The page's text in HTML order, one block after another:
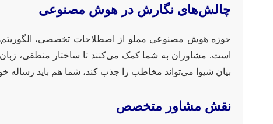
چالش‌های نگارش در هوش مصنوعی
حوزه هوش مصنوعی مملو از اصطلاحات تخصصی،
است. مشاوران به شما کمک می‌کنند تا ساختار منطقی،
بیان شیوا می‌تواند مخاطب را جذب کند، شما هم باید رساله
نقش مشاور متخصص